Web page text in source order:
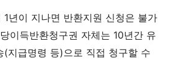
1년이 지나면 반환지원 신청은 불가
이득반환청구권 자체는 10년간 유
(지급명령 등)으로 직접 청구할 수